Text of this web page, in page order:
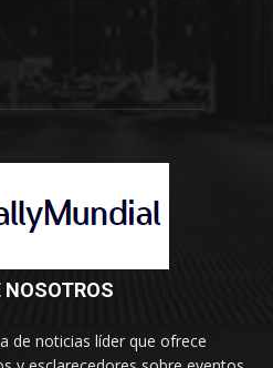
NOSOTROS
de noticias líder que ofrece